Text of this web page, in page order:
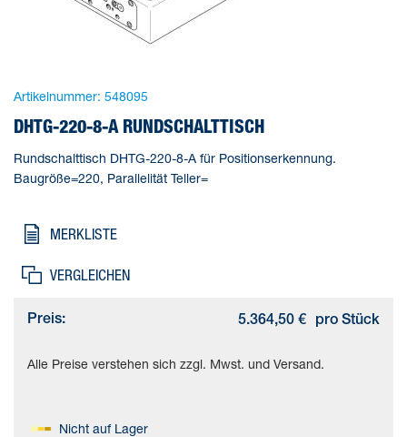
Artikelnummer: 548095
DHTG-220-8-A RUNDSCHALTTISCH
Rundschalttisch DHTG-220-8-A für Positionserkennung.
Baugröße=220, Parallelität Teller=
MERKLISTE
VERGLEICHEN
Preis: 5.364,50 € pro Stück
Alle Preise verstehen sich zzgl. Mwst. und Versand.
Nicht auf Lager